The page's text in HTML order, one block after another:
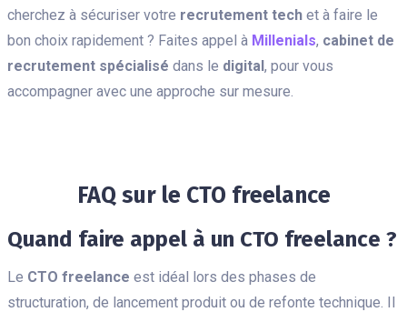
cherchez à sécuriser votre recrutement tech et à faire le
bon choix rapidement ? Faites appel à Millenials, cabinet de
recrutement spécialisé dans le digital, pour vous
accompagner avec une approche sur mesure.
FAQ sur le CTO freelance
Quand faire appel à un CTO freelance ?
Le CTO freelance est idéal lors des phases de
structuration, de lancement produit ou de refonte technique. Il